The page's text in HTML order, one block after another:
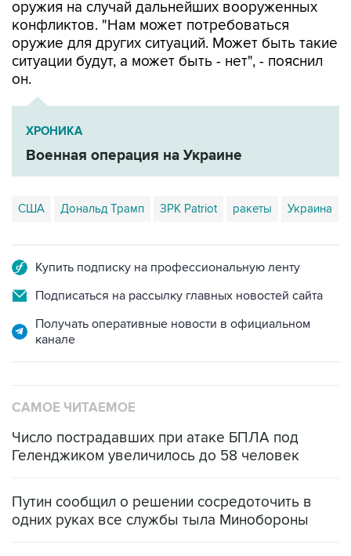
оружия на случай дальнейших вооруженных
конфликтов. "Нам может потребоваться
оружие для других ситуаций. Может быть такие
ситуации будут, а может быть - нет", - пояснил
он.
ХРОНИКА
Военная операция на Украине
США Дональд Трамп ЗРК Patriot ракеты Украина
Купить подписку на профессиональную ленту
Подписаться на рассылку главных новостей сайта
Получать оперативные новости в официальном
канале
САМОЕ ЧИТАЕМОЕ
Число пострадавших при атаке БПЛА под
Геленджиком увеличилось до 58 человек
Путин сообщил о решении сосредоточить в
одних руках все службы тыла Минобороны